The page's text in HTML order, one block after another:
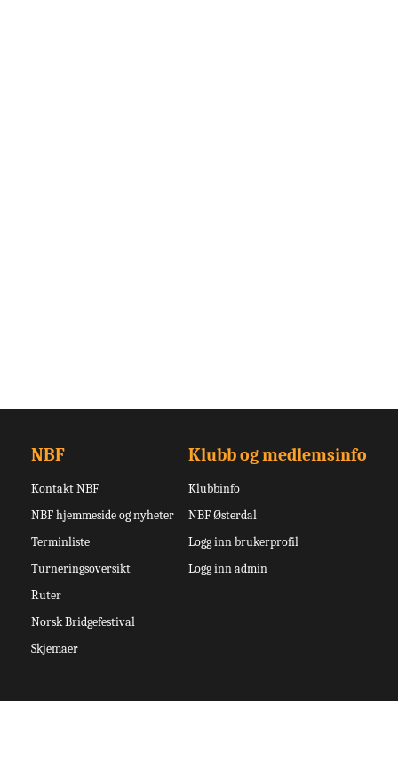
NBF
Kontakt NBF
NBF hjemmeside og nyheter
Terminliste
Turneringsoversikt
Ruter
Norsk Bridgefestival
Skjemaer
Klubb og medlemsinfo
Klubbinfo
NBF Østerdal
Logg inn brukerprofil
Logg inn admin